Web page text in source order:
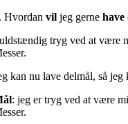
Hvordanvil jeg gernehave
tryg ved at være
kan nu lave delmål, så
: jeg er tryg ved at være